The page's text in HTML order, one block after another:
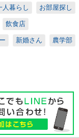
人暮らし お部屋探し
飲食店
新婚さん 農学部